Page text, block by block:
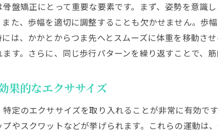
盤矯正にとって重要な要素です。まず、姿勢を意識
た、歩幅を適切に調整することも欠かせません。歩
は、かかとからつま先へとスムーズに体重を移動さ
す。さらに、同じ歩行パターンを繰り返すことで、
果的なエクササイズ
定のエクササイズを取り入れることが非常に有効で
プやスクワットなどが挙げられます。これらの運動は